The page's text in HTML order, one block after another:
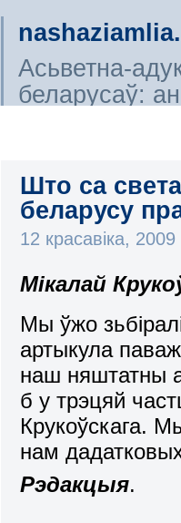
Асьветна-
беларусаў:
Што са
беларусу
12 красавіка, 2009
Мікалай
Мы ўжо
артыкула
наш няштатны
б у трэцяй
Крукоўскага.
нам
Рэдакцыя.